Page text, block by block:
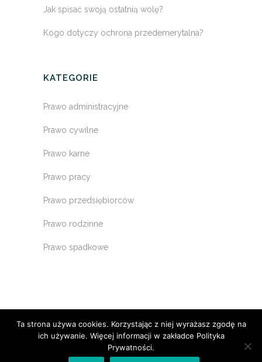
Jak spisać swoją ostatnią wolę?
Kogo dotyczy ochrona przedemerytalna?
KATEGORIE
Prawo administracyjne
Prawo cywilne
Prawo karne
Prawo pracy
Prawo przedsiębiorców
Prawo rodzinne
Prawo spadkowe
Ta strona używa cookies. Korzystając z niej wyrażasz zgodę na
ich używanie. Więcej informacji w zakładce Polityka
Prywatności.